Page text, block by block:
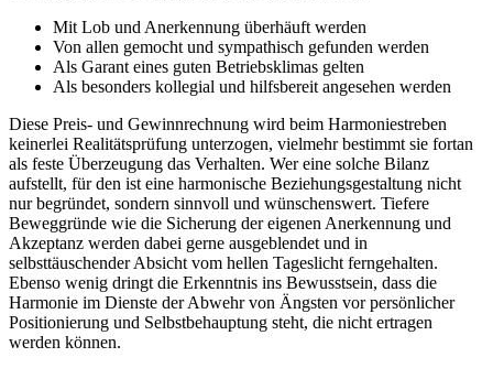
Mit Lob und Anerkennung überhäuft werden
Von allen gemocht und sympathisch gefunden werden
Als Garant eines guten Betriebsklimas gelten
Als besonders kollegial und hilfsbereit angesehen werden
Diese Preis- und Gewinnrechnung wird beim Harmoniestreben
keinerlei Realitätsprüfung unterzogen, vielmehr bestimmt sie fortan
als feste Überzeugung das Verhalten. Wer eine solche Bilanz
aufstellt, für den ist eine harmonische Beziehungsgestaltung nicht
nur begründet, sondern sinnvoll und wünschenswert. Tiefere
Beweggründe wie die Sicherung der eigenen Anerkennung und
Akzeptanz werden dabei gerne ausgeblendet und in
selbsttäuschender Absicht vom hellen Tageslicht ferngehalten.
Ebenso wenig dringt die Erkenntnis ins Bewusstsein, dass die
Harmonie im Dienste der Abwehr von Ängsten vor persönlicher
Positionierung und Selbstbehauptung steht, die nicht ertragen
werden können.